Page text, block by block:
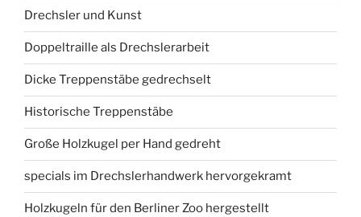
Drechsler und Kunst
Doppeltraille als Drechslerarbeit
Dicke Treppenstäbe gedrechselt
Historische Treppenstäbe
Große Holzkugel per Hand gedreht
specials im Drechslerhandwerk hervorgekramt
Holzkugeln für den Berliner Zoo hergestellt